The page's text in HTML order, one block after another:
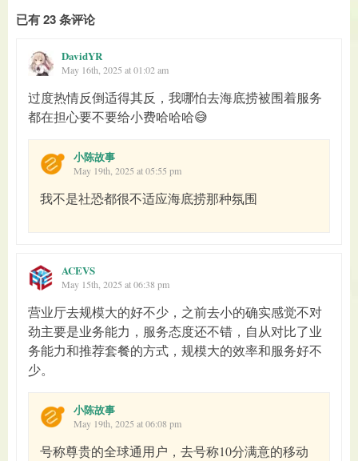
已有 23 条评论
DavidYR
May 16th, 2025 at 01:02 am
过度热情反倒适得其反，我哪怕去海底捞被围着服务
都在担心要不要给小费哈哈哈😅
小陈故事
May 19th, 2025 at 05:55 pm
我不是社恐都很不适应海底捞那种氛围
ACEVS
May 15th, 2025 at 06:38 pm
营业厅去规模大的好不少，之前去小的确实感觉不对
劲主要是业务能力，服务态度还不错，自从对比了业
务能力和推荐套餐的方式，规模大的效率和服务好不
少。
小陈故事
May 19th, 2025 at 06:08 pm
号称尊贵的全球通用户，去号称10分满意的移动